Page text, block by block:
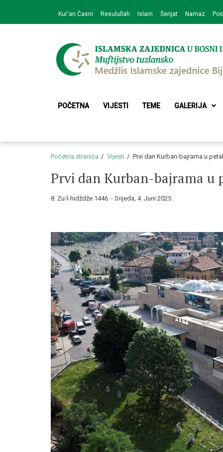
navigation
content
Kur'an Časni Resulullah Islam Šerijat Namaz
Medžlis
POČETNA VIJESTI TEME GALERIJA
Početna stranica Vijesti Prvi dan Kurban-bajrama u
Prvi dan Kurban-bajrama u
8. Zu-l-hidždže 1446. - Srijeda, 4. Juni 2025.